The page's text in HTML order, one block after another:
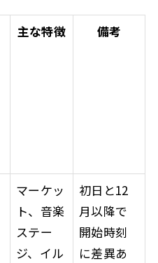
主な特徴 備考
マーケッ
ト、音楽
ステー
ジ、イル
初日と12
月以降で
開始時刻
に差異あ